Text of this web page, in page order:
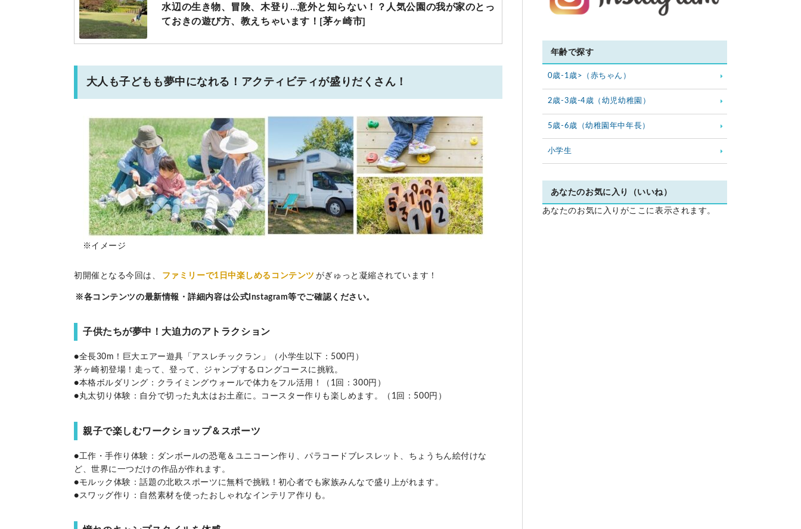
水辺の生き物、冒険、木登り…意外と知らない！？人気公園の我が家のとっ
ておきの遊び方、教えちゃいます！[茅ヶ崎市]
大人も子どもも夢中になれる！アクティビティが盛りだくさん！
※イメージ
初開催となる今回は、 ファミリーで1日中楽しめるコンテンツ がぎゅっと凝縮されています！
※各コンテンツの最新情報・詳細内容は公式Instagram等でご確認ください。
子供たちが夢中！大迫力のアトラクション
●全長30m！巨大エアー遊具「アスレチックラン」（小学生以下：500円）
茅ヶ崎初登場！走って、登って、ジャンプするロングコースに挑戦。
●本格ボルダリング：クライミングウォールで体力をフル活用！（1回：300円）
●丸太切り体験：自分で切った丸太はお土産に。コースター作りも楽しめます。（1回：500円）
親子で楽しむワークショップ＆スポーツ
●工作・手作り体験：ダンボールの恐竜＆ユニコーン作り、パラコードブレスレット、ちょうちん絵付けな
ど、世界に一つだけの作品が作れます。
●モルック体験：話題の北欧スポーツに無料で挑戦！初心者でも家族みんなで盛り上がれます。
●スワッグ作り：自然素材を使ったおしゃれなインテリア作りも。
年齢で探す
0歳-1歳>（赤ちゃん）
2歳-3歳-4歳（幼児幼稚園）
5歳-6歳（幼稚園年中年長）
小学生
あなたのお気に入り（いいね）
あなたのお気に入りがここに表示されます。